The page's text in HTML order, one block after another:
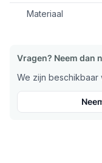
Materiaal
Vragen? Neem dan
We zijn beschikbaar